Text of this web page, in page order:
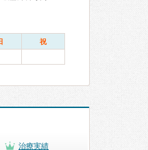
祝
治療実績